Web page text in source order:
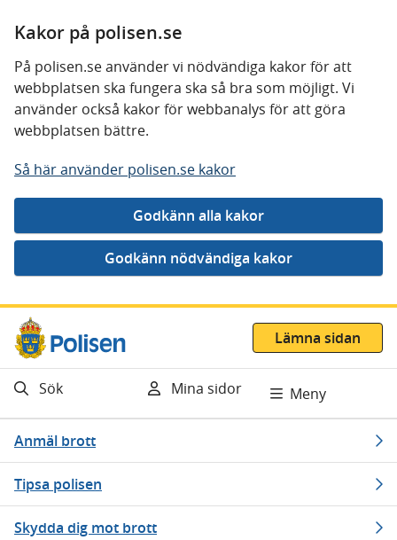
Kakor på polisen.se
På polisen.se använder vi nödvändiga kakor för att
webbplatsen ska fungera ska så bra som möjligt. Vi
använder också kakor för webbanalys för att göra
webbplatsen bättre.
Så här använder polisen.se kakor
Gå direkt till innehåll
Lämna sidan
Sök Mina sidor Meny
Anmäl brott
Tipsa polisen
Skydda dig mot brott